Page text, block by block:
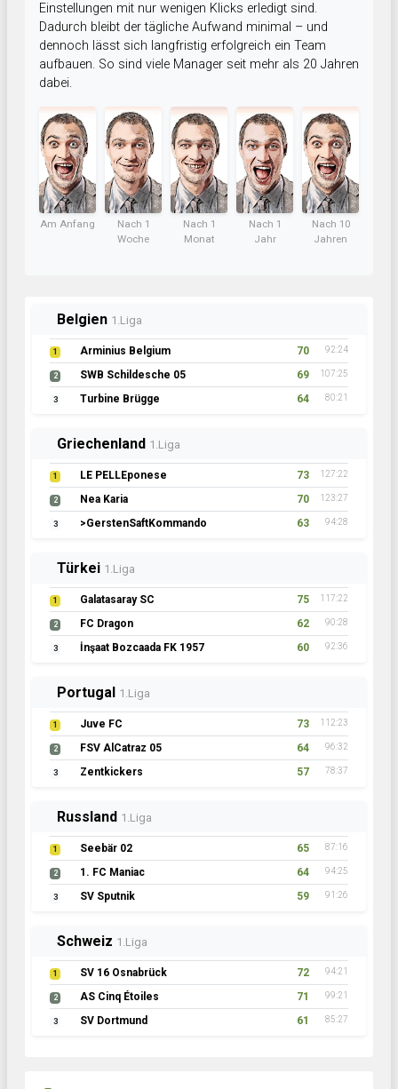
Einstellungen mit nur wenigen Klicks erledigt sind.
Dadurch bleibt der tägliche Aufwand minimal – und
dennoch lässt sich langfristig erfolgreich ein Team
aufbauen. So sind viele Manager seit mehr als 20 Jahren
dabei.
Am Anfang
Nach 1
Woche
Nach 1
Monat
Nach 1
Jahr
Nach 10
Jahren
Belgien 1.Liga
1 Arminius Belgium 70 92:24
2 SWB Schildesche 05 69 107:25
3 Turbine Brügge 64 80:21
Griechenland 1.Liga
1 LE PELLEponese 73 127:22
2 Nea Karia 70 123:27
3 >GerstenSaftKommando 63 94:28
Türkei 1.Liga
1 Galatasaray SC 75 117:22
2 FC Dragon 62 90:28
3 İnşaat Bozcaada FK 1957 60 92:36
Portugal 1.Liga
1 Juve FC 73 112:23
2 FSV AlCatraz 05 64 96:32
3 Zentkickers 57 78:37
Russland 1.Liga
1 Seebär 02 65 87:16
2 1. FC Maniac 64 94:25
3 SV Sputnik 59 91:26
Schweiz 1.Liga
1 SV 16 Osnabrück 72 94:21
2 AS Cinq Étoiles 71 99:21
3 SV Dortmund 61 85:27